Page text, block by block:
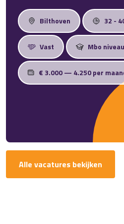
Bilthoven 32 -
Vast Mbo
€ 3.000 — 4.250 per
Alle vacatures bekijken